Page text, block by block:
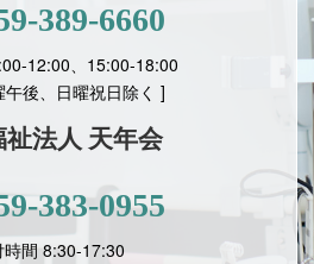
389-6660
12:00、15:00-18:00
午後、日曜祝日除く ]
祉法人 天年会
383-0955
時間 8:30-17:30